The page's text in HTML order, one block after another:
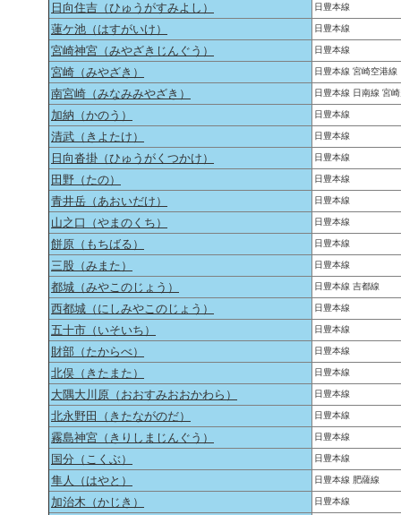
日向住吉（ひゅうがすみよし） 日豊本線
蓮ケ池（はすがいけ） 日豊本線
宮崎神宮（みやざきじんぐう） 日豊本線
宮崎（みやざき） 日豊本線 宮崎空港線
南宮崎（みなみみやざき） 日豊本線 日南線 宮
加納（かのう） 日豊本線
清武（きよたけ） 日豊本線
日向沓掛（ひゅうがくつかけ） 日豊本線
田野（たの） 日豊本線
青井岳（あおいだけ） 日豊本線
山之口（やまのくち） 日豊本線
餅原（もちばる） 日豊本線
三股（みまた） 日豊本線
都城（みやこのじょう） 日豊本線 吉都線
西都城（にしみやこのじょう） 日豊本線
五十市（いそいち） 日豊本線
財部（たからべ） 日豊本線
北俣（きたまた） 日豊本線
大隅大川原（おおすみおおかわら） 日豊本線
北永野田（きたながのだ） 日豊本線
霧島神宮（きりしまじんぐう） 日豊本線
国分（こくぶ） 日豊本線
隼人（はやと） 日豊本線 肥薩線
加治木（かじき） 日豊本線